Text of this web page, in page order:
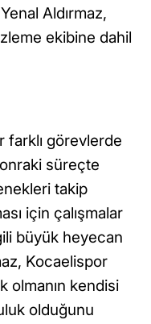
Aldırmaz,
ekibine dahil
farklı görevlerde
süreçte
takip
için çalışmalar
büyük heyecan
Kocaelispor
olmanın kendisi
olduğunu